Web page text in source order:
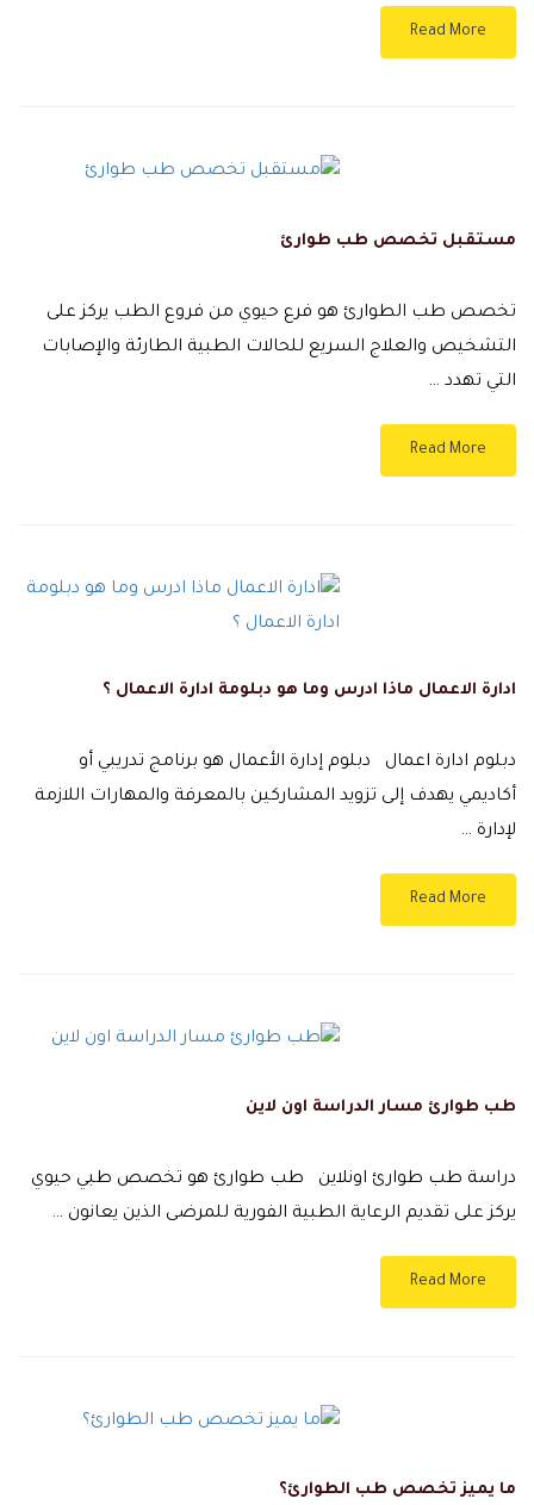
Read More
مستقبل تخصص طب طوارئ
تخصص طب الطوارئ هو فرع حيوي من فروع الطب يركز على
التشخيص والعلاج السريع للحالات الطبية الطارئة والإصابات
التي تهدد …
Read More
ادارة الاعمال ماذا ادرس وما هو دبلومة ادارة الاعمال ؟
دبلوم ادارة اعمال دبلوم إدارة الأعمال هو برنامج تدريبي أو
أكاديمي يهدف إلى تزويد المشاركين بالمعرفة والمهارات اللازمة
لإدارة …
Read More
طب طوارئ مسار الدراسة اون لاين
دراسة طب طوارئ اونلاين طب طوارئ هو تخصص طبي حيوي
يركز على تقديم الرعاية الطبية الفورية للمرضى الذين يعانون …
Read More
ما يميز تخصص طب الطوارئ؟